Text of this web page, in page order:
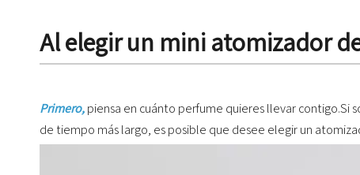
Al elegir un mini atomizador
Primero,piensa en cuánto perfume quieres llevar contigo.Si
de tiempo más largo, es posible que desee elegir un